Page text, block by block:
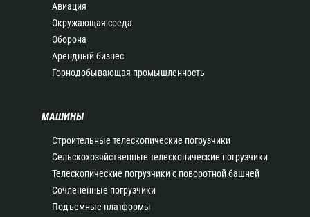
Авиация
Окружающая среда
Оборона
Арендный бизнес
Горнодобывающая промышленность
МАШИНЫ
Строительные телескопические погрузчики
Сельскохозяйственные телескопические погрузчики
Телескопические погрузчики с поворотной башней
Сочлененные погрузчики
Подъемные платформы